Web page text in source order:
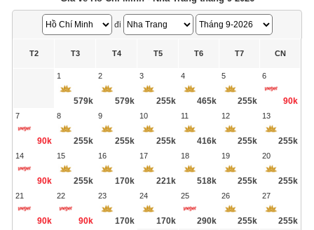
đi
T2 T3 T4 T5 T6 T7 CN
1
579k
2
579k
3
255k
4
465k
5
255k
6
90k
7
90k
8
255k
9
255k
10
255k
11
416k
12
255k
13
255k
14
90k
15
255k
16
170k
17
221k
18
518k
19
255k
20
255k
21
90k
22
90k
23
170k
24
170k
25
290k
26
255k
27
255k